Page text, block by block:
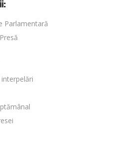
Parlamentară